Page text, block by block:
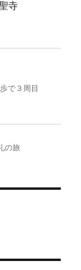
寺
で３周目
の旅